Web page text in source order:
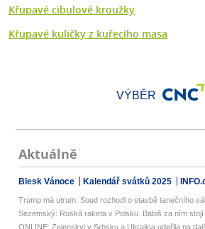
Křupavé cibulové kroužky
Křupavé kuličky z kuřecího masa
VÝBĚR
Aktuálně
Blesk Vánoce Kalendář svátků 2025
Trump má utrum: Soud rozhodl o stavbě tanečního
Sezemský: Ruská raketa v Polsku. Babiš za ním stojí
ONLINE: Zelenskyj v Srbsku a Ukrajina udeřila na